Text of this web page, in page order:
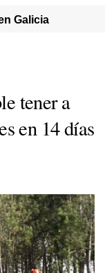
Galicia
tener a
en 14 días